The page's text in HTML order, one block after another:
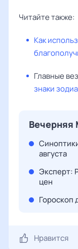
Читайте также:
Как
Главные
знаки
Вечерняя
августа
Эксперт:
цен
Гороскоп
Нравится